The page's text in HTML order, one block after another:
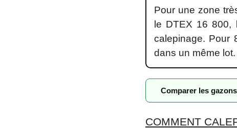
Pour une zone
le DTEX 16 800,
calepinage. Pour
dans un même lot.
Comparer les
COMMENT